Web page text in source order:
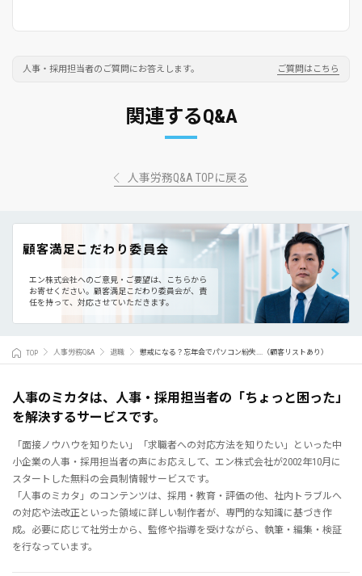
人事・採用担当者のご質問にお答えします。 ご質問はこちら
関連するQ&A
人事労務Q&A TOPに戻る
顧客満足こだわり委員会
エン株式会社へのご意見・ご要望は、こちらから
お寄せください。 顧客満足こだわり委員会が、責
任を持って、対応させていただきます。
TOP 人事労務Q&A 退職 懲戒になる？忘年会でパソコン紛失....（顧客リストあり）
人事のミカタは、人事・採用担当者の「ちょっと困った」
を解決するサービスです。
「面接ノウハウを知りたい」「求職者への対応方法を知りたい」といった中
小企業の人事・採用担当者の声にお応えして、エン株式会社が2002年10月に
スタートした無料の会員制情報サービスです。
「人事のミカタ」のコンテンツは、採用・教育・評価の他、社内トラブルへ
の対応や法改正といった領域に詳しい制作者が、専門的な知識に基づき作
成。必要に応じて社労士から、監修や指導を受けながら、執筆・編集・検証
を行なっています。